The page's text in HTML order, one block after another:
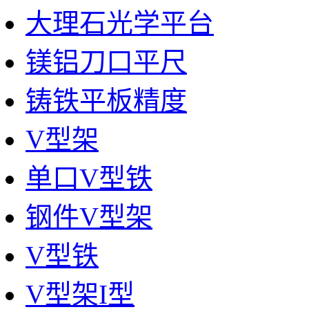
大理石光学平台
镁铝刀口平尺
铸铁平板精度
V型架
单口V型铁
钢件V型架
V型铁
V型架I型